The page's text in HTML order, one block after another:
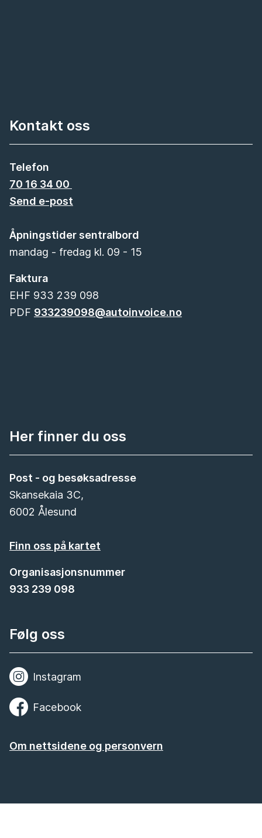
Kontakt oss
Telefon
70 16 34 00
Send e-post
Åpningstider sentralbord
mandag - fredag kl. 09 - 15
Faktura
EHF 933 239 098
PDF 933239098@autoinvoice.no
Her finner du oss
Post - og besøksadresse
Skansekaia 3C,
6002 Ålesund
Finn oss på kartet
Organisasjonsnummer
933 239 098
Følg oss
Instagram
Facebook
Om nettsidene og personvern